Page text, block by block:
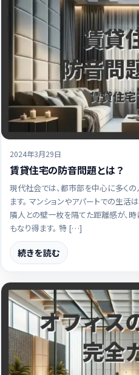
2024年3月29日
賃貸住宅の防音問題とは？
現代社会では、都市部を中心に多く
ます。 マンションやアパートでの生活
隣人との壁一枚を隔てた距離感が、
もなり得ます。 特 […]
続きを読む